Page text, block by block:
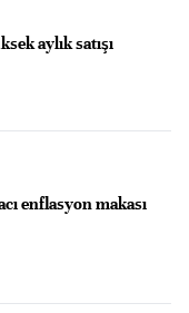
aylık satışı
enflasyon makası